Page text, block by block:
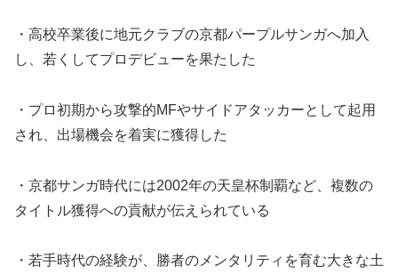
・高校卒業後に地元クラブの京都パープルサンガへ加入
し、若くしてプロデビューを果たした
・プロ初期から攻撃的MFやサイドアタッカーとして起用
され、出場機会を着実に獲得した
・京都サンガ時代には2002年の天皇杯制覇など、複数の
タイトル獲得への貢献が伝えられている
・若手時代の経験が、勝者のメンタリティを育む大きな土